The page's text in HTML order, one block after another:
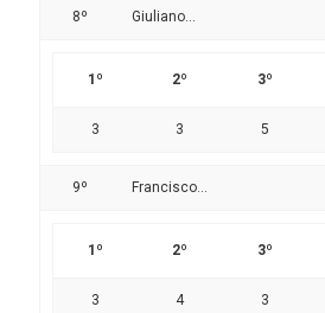
8º Giuliano...
1º 2º 3º
3 3 5
9º Francisco...
1º 2º 3º
3 4 3